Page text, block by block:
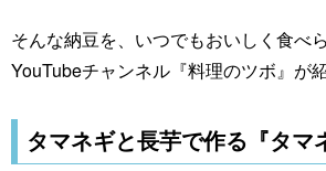
そんな納豆を、いつでもおいしく食べ
YouTubeチャンネル『料理のツボ』が
タマネギと長芋で作る『タマ